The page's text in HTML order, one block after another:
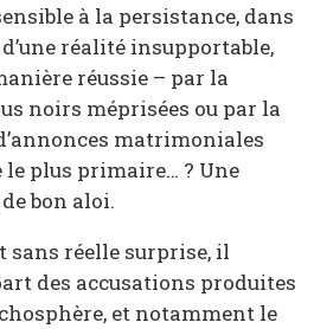
à la persistance, dans
réalité insupportable,
réussie – par la
noirs méprisées ou par la
matrimoniales
plus primaire… ? Une
bon aloi.
sans réelle surprise, il
des accusations produites
et notamment le